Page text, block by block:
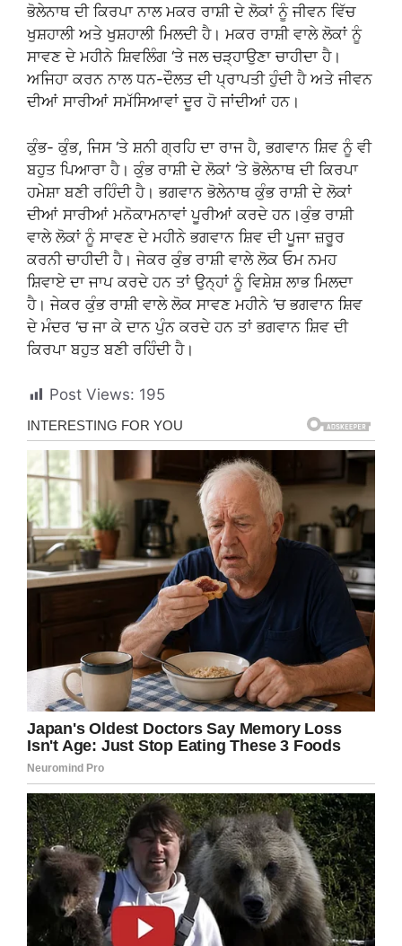
ਭੋਲੇਨਾਥ ਦੀ ਕਿਰਪਾ ਨਾਲ ਮਕਰ ਰਾਸ਼ੀ ਦੇ ਲੋਕਾਂ ਨੂੰ ਜੀਵਨ ਵਿੱਚ
ਖੁਸ਼ਹਾਲੀ ਅਤੇ ਖੁਸ਼ਹਾਲੀ ਮਿਲਦੀ ਹੈ। ਮਕਰ ਰਾਸ਼ੀ ਵਾਲੇ ਲੋਕਾਂ ਨੂੰ
ਸਾਵਣ ਦੇ ਮਹੀਨੇ ਸ਼ਿਵਲਿੰਗ ‘ਤੇ ਜਲ ਚੜ੍ਹਾਉਣਾ ਚਾਹੀਦਾ ਹੈ।
ਅਜਿਹਾ ਕਰਨ ਨਾਲ ਧਨ-ਦੌਲਤ ਦੀ ਪ੍ਰਾਪਤੀ ਹੁੰਦੀ ਹੈ ਅਤੇ ਜੀਵਨ
ਦੀਆਂ ਸਾਰੀਆਂ ਸਮੱਸਿਆਵਾਂ ਦੂਰ ਹੋ ਜਾਂਦੀਆਂ ਹਨ।
ਕੁੰਭ- ਕੁੰਭ, ਜਿਸ ‘ਤੇ ਸ਼ਨੀ ਗ੍ਰਹਿ ਦਾ ਰਾਜ ਹੈ, ਭਗਵਾਨ ਸ਼ਿਵ ਨੂੰ ਵੀ
ਬਹੁਤ ਪਿਆਰਾ ਹੈ। ਕੁੰਭ ਰਾਸ਼ੀ ਦੇ ਲੋਕਾਂ ‘ਤੇ ਭੋਲੇਨਾਥ ਦੀ ਕਿਰਪਾ
ਹਮੇਸ਼ਾ ਬਣੀ ਰਹਿੰਦੀ ਹੈ। ਭਗਵਾਨ ਭੋਲੇਨਾਥ ਕੁੰਭ ਰਾਸ਼ੀ ਦੇ ਲੋਕਾਂ
ਦੀਆਂ ਸਾਰੀਆਂ ਮਨੋਕਾਮਨਾਵਾਂ ਪੂਰੀਆਂ ਕਰਦੇ ਹਨ।ਕੁੰਭ ਰਾਸ਼ੀ
ਵਾਲੇ ਲੋਕਾਂ ਨੂੰ ਸਾਵਣ ਦੇ ਮਹੀਨੇ ਭਗਵਾਨ ਸ਼ਿਵ ਦੀ ਪੂਜਾ ਜ਼ਰੂਰ
ਕਰਨੀ ਚਾਹੀਦੀ ਹੈ। ਜੇਕਰ ਕੁੰਭ ਰਾਸ਼ੀ ਵਾਲੇ ਲੋਕ ਓਮ ਨਮਹ
ਸ਼ਿਵਾਏ ਦਾ ਜਾਪ ਕਰਦੇ ਹਨ ਤਾਂ ਉਨ੍ਹਾਂ ਨੂੰ ਵਿਸ਼ੇਸ਼ ਲਾਭ ਮਿਲਦਾ
ਹੈ। ਜੇਕਰ ਕੁੰਭ ਰਾਸ਼ੀ ਵਾਲੇ ਲੋਕ ਸਾਵਣ ਮਹੀਨੇ ‘ਚ ਭਗਵਾਨ ਸ਼ਿਵ
ਦੇ ਮੰਦਰ ‘ਚ ਜਾ ਕੇ ਦਾਨ ਪੁੰਨ ਕਰਦੇ ਹਨ ਤਾਂ ਭਗਵਾਨ ਸ਼ਿਵ ਦੀ
ਕਿਰਪਾ ਬਹੁਤ ਬਣੀ ਰਹਿੰਦੀ ਹੈ।
Post Views: 195